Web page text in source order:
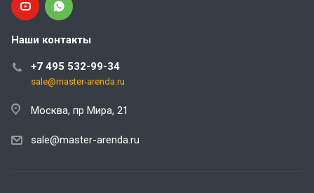
Наши контакты
+7 495 532-99-34
sale@master-arenda.ru
Москва, пр Мира, 21
sale@master-arenda.ru